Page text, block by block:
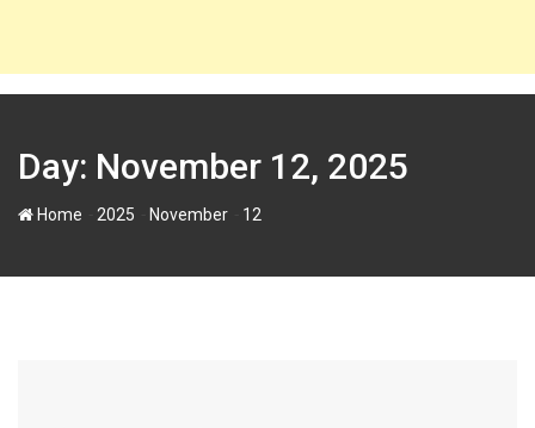
Day: November 12, 2025
Home 2025 November 12